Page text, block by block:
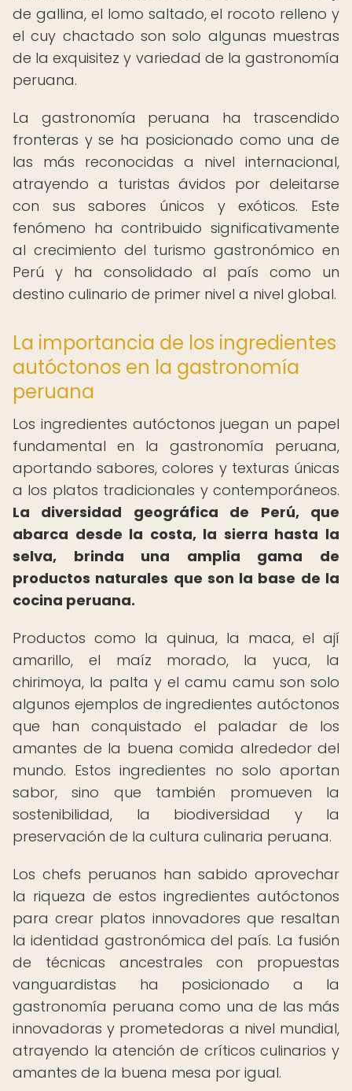
de gallina, el lomo saltado, el rocoto relleno y
el cuy chactado son solo algunas muestras
de la exquisitez y variedad de la gastronomía
peruana.
La gastronomía peruana ha trascendido
fronteras y se ha posicionado como una de
las más reconocidas a nivel internacional,
atrayendo a turistas ávidos por deleitarse
con sus sabores únicos y exóticos. Este
fenómeno ha contribuido significativamente
al crecimiento del turismo gastronómico en
Perú y ha consolidado al país como un
destino culinario de primer nivel a nivel global.
La importancia de los ingredientes
autóctonos en la gastronomía
peruana
Los ingredientes autóctonos juegan un papel
fundamental en la gastronomía peruana,
aportando sabores, colores y texturas únicas
a los platos tradicionales y contemporáneos.
La diversidad geográfica de Perú, que
abarca desde la costa, la sierra hasta la
selva, brinda una amplia gama de
productos naturales que son la base de la
cocina peruana.
Productos como la quinua, la maca, el ají
amarillo, el maíz morado, la yuca, la
chirimoya, la palta y el camu camu son solo
algunos ejemplos de ingredientes autóctonos
que han conquistado el paladar de los
amantes de la buena comida alrededor del
mundo. Estos ingredientes no solo aportan
sabor, sino que también promueven la
sostenibilidad, la biodiversidad y la
preservación de la cultura culinaria peruana.
Los chefs peruanos han sabido aprovechar
la riqueza de estos ingredientes autóctonos
para crear platos innovadores que resaltan
la identidad gastronómica del país. La fusión
de técnicas ancestrales con propuestas
vanguardistas ha posicionado a la
gastronomía peruana como una de las más
innovadoras y prometedoras a nivel mundial,
atrayendo la atención de críticos culinarios y
amantes de la buena mesa por igual.